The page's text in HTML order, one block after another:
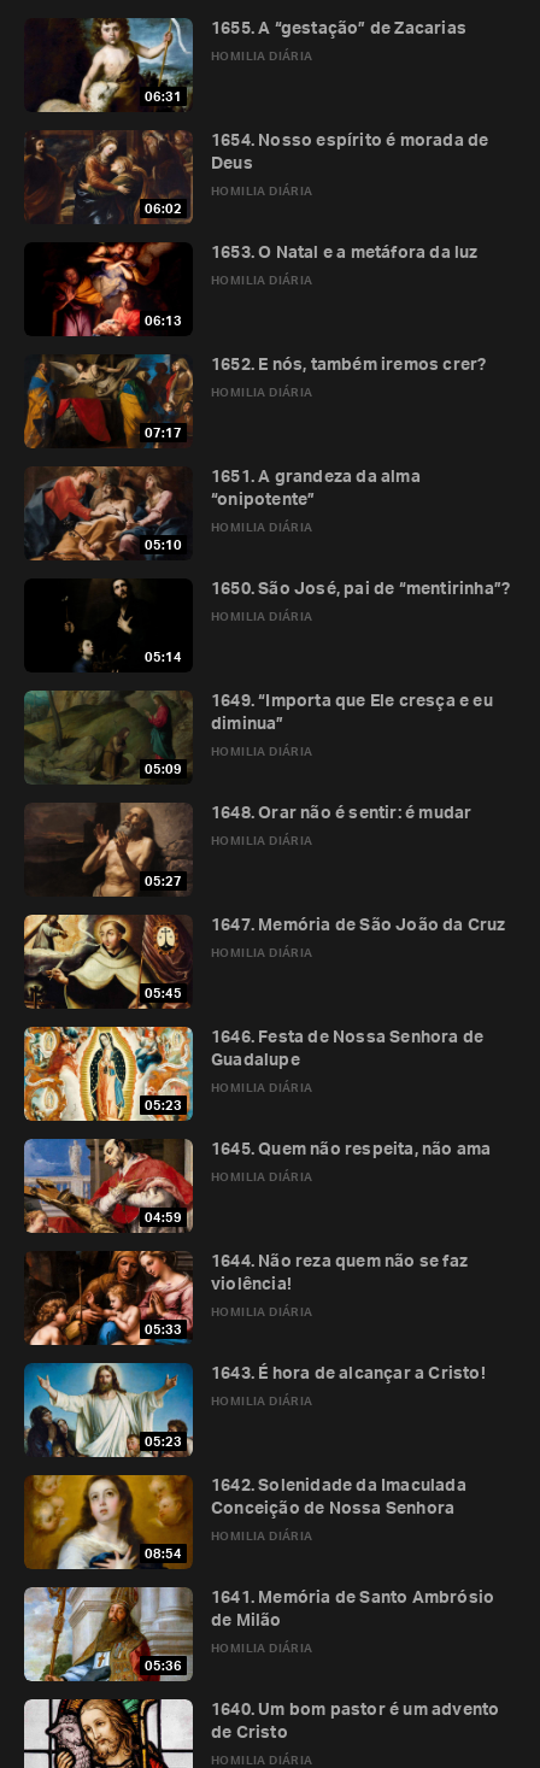
06:31
HOMILIA DIÁRIA
1655. A “gestação” de Zacarias
06:02
HOMILIA DIÁRIA
1654. Nosso espírito é morada de
Deus
06:13
HOMILIA DIÁRIA
1653. O Natal e a metáfora da luz
07:17
HOMILIA DIÁRIA
1652. E nós, também iremos crer?
05:10
HOMILIA DIÁRIA
1651. A grandeza da alma
“onipotente”
05:14
HOMILIA DIÁRIA
1650. São José, pai de “mentirinha”?
05:09
HOMILIA DIÁRIA
1649. “Importa que Ele cresça e eu
diminua”
05:27
HOMILIA DIÁRIA
1648. Orar não é sentir: é mudar
05:45
HOMILIA DIÁRIA
1647. Memória de São João da Cruz
05:23
HOMILIA DIÁRIA
1646. Festa de Nossa Senhora de
Guadalupe
04:59
HOMILIA DIÁRIA
1645. Quem não respeita, não ama
05:33
HOMILIA DIÁRIA
1644. Não reza quem não se faz
violência!
05:23
HOMILIA DIÁRIA
1643. É hora de alcançar a Cristo!
08:54
HOMILIA DIÁRIA
1642. Solenidade da Imaculada
Conceição de Nossa Senhora
05:36
HOMILIA DIÁRIA
1641. Memória de Santo Ambrósio
de Milão
HOMILIA DIÁRIA
1640. Um bom pastor é um advento
de Cristo